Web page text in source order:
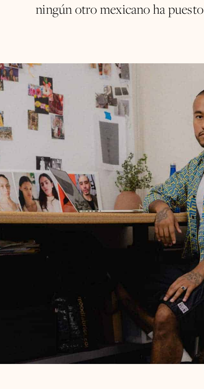
ningún otro mexicano ha